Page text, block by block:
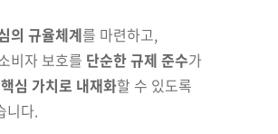
의 규율체계를 마련하고,
비자 보호를 단순한 규제 준수가
심 가치로 내재화할 수 있도록
니다.